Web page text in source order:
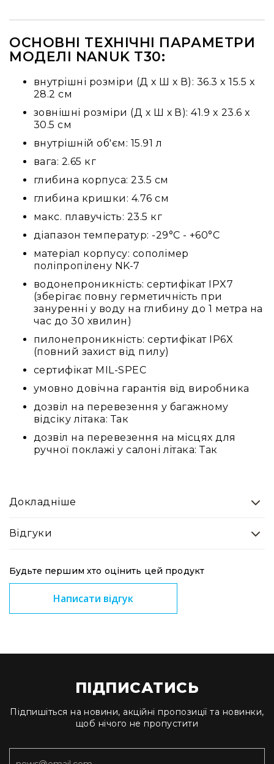
Сплітери,
суматори,
бокси
та
Аудикомп'ютери
Портативні
Стаціонарні
Накамерні
Аксесуари
та
компоненти
Програвачі/
ресівери/
ЦАПи
Програвачі
вінілу
Ресивери
програвачі
ЦАПи
та
підсилювачі
Док-
Прилади
LED
Прилади
LED
LED
Прилади
з
газоразрядною
лампою
лазерні
ОСНОВНІ ТЕХНІЧНІ ПАРАМЕТРИ
МОДЕЛІ NANUK T30:
внутрішні розміри (Д х Ш х В): 36.3 x 15.5 x
28.2 см
зовнішні розміри (Д х Ш х В): 41.9 x 23.6 x
30.5 см
внутрішній об'єм: 15.91 л
вага: 2.65 кг
глибина корпуса: 23.5 см
глибина кришки: 4.76 см
макс. плавучість: 23.5 кг
діапазон температур: -29°C - +60°C
матеріал корпусу: сополімер
поліпропілену NK-7
водонепроникність: сертифікат IPX7
(зберігає повну герметичність при
зануренні у воду на глибину до 1 метра на
час до 30 хвилин)
пилонепроникність: сертифікат IP6X
(повний захист від пилу)
сертифікат MIL-SPEC
умовно довічна гарантія від виробника
дозвіл на перевезення у багажному
відсіку літака: Так
дозвіл на перевезення на місцях для
ручної поклажі у салоні літака: Так
Докладніше
Відгуки
Будьте першим хто оцінить цей продукт
Написати відгук
ПІДПИСАТИСЬ
Підпишіться на новини, акційні пропозиції та новинки,
щоб нічого не пропустити